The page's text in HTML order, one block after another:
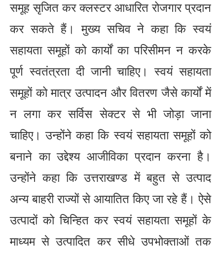
समूह सृजित कर क्लस्टर आधारित रोजगार प्रदान
कर सकते हैं। मुख्य सचिव ने कहा कि स्वयं
सहायता समूहों को कार्यों का परिसीमन न करके
पूर्ण स्वतंत्रता दी जानी चाहिए। स्वयं सहायता
समूहों को मात्र उत्पादन और वितरण जैसे कार्यों में
न लगा कर सर्विस सेक्टर से भी जोड़ा जाना
चाहिए। उन्होंने कहा कि स्वयं सहायता समूहों को
बनाने का उद्देश्य आजीविका प्रदान करना है।
उन्होंने कहा कि उत्तराखण्ड में बहुत से उत्पाद
अन्य बाहरी राज्यों से आयातित किए जा रहे हैं। ऐसे
उत्पादों को चिन्हित कर स्वयं सहायता समूहों के
माध्यम से उत्पादित कर सीधे उपभोक्ताओं तक